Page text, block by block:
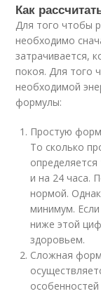
Как
Для того чтобы
необходимо
затрачивается,
покоя. Для того
необходимой
формулы:
Простую
То сколько
определяется
и на 24 часа.
нормой.
минимум.
ниже этой
здоровьем.
Сложная